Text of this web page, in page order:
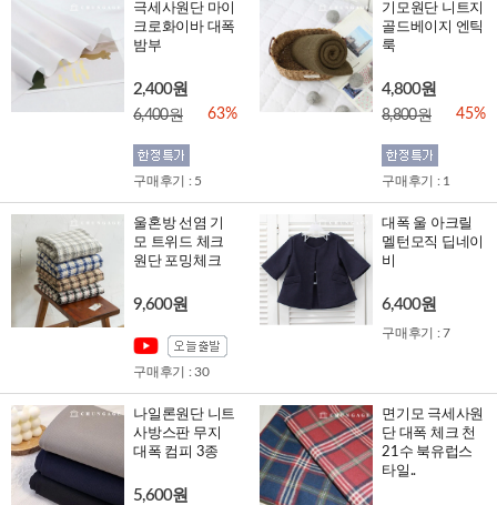
극세사원단 마이
크로화이바 대폭
밤부
2,400원
6,400원 63%
구매후기 : 5
기모원단 니트지
골드베이지 엔틱
룩
4,800원
8,800원 45%
구매후기 : 1
울혼방 선염 기
모 트위드 체크
원단 포밍체크
9,600원
구매후기 : 30
대폭 울 아크릴
멜턴모직 딥네이
비
6,400원
구매후기 : 7
나일론원단 니트
사방스판 무지
대폭 컴피 3종
5,600원
면기모 극세사원
단 대폭 체크 천
21수 북유럽스
타일..